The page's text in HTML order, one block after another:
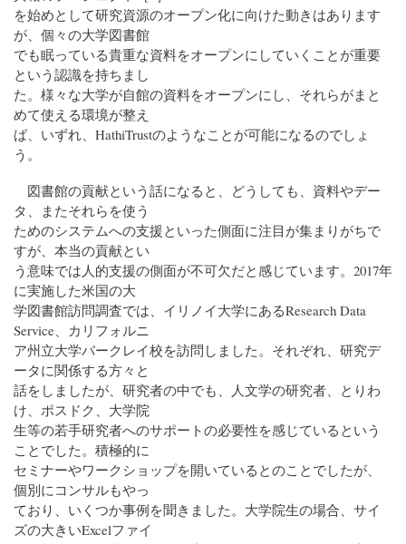
を始めとして研究資源のオープン化に向けた動きはあります
が、個々の大学図書館
でも眠っている貴重な資料をオープンにしていくことが重要
という認識を持ちまし
た。様々な大学が自館の資料をオープンにし、それらがまと
めて使える環境が整え
ば、いずれ、HathiTrustのようなことが可能になるのでしょ
う。
図書館の貢献という話になると、どうしても、資料やデー
タ、またそれらを使う
ためのシステムへの支援といった側面に注目が集まりがちで
すが、本当の貢献とい
う意味では人的支援の側面が不可欠だと感じています。2017年
に実施した米国の大
学図書館訪問調査では、イリノイ大学にあるResearch Data
Service、カリフォルニ
ア州立大学バークレイ校を訪問しました。それぞれ、研究デ
ータに関係する方々と
話をしましたが、研究者の中でも、人文学の研究者、とりわ
け、ポスドク、大学院
生等の若手研究者へのサポートの必要性を感じているという
ことでした。積極的に
セミナーやワークショップを開いているとのことでしたが、
個別にコンサルもやっ
ており、いくつか事例を聞きました。大学院生の場合、サイ
ズの大きいExcelファイ